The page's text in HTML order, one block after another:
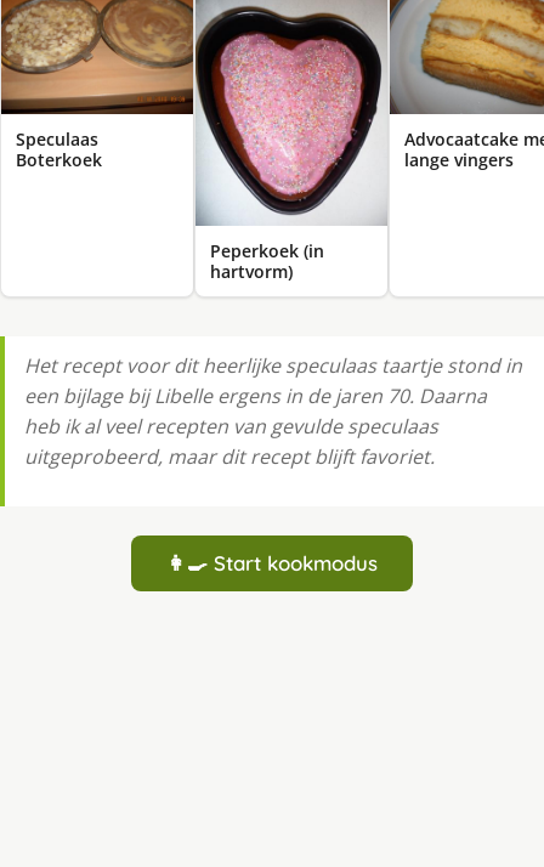
Speculaas
Boterkoek
Peperkoek (in
hartvorm)
Advocaatcake
lange vingers
Het recept voor dit heerlijke speculaas taartje stond in
een bijlage bij Libelle ergens in de jaren 70. Daarna
heb ik al veel recepten van gevulde speculaas
uitgeprobeerd, maar dit recept blijft favoriet.
👩‍🍳 Start kookmodus